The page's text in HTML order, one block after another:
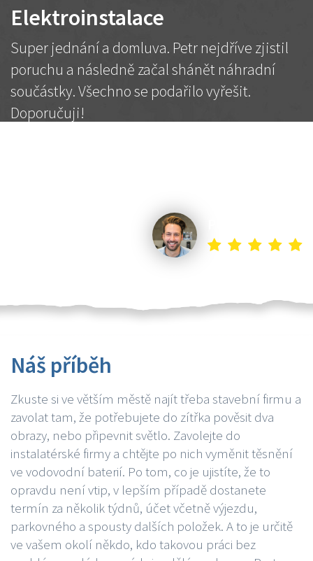
Elektroinstalace
Super jednání a domluva. Petr nejdříve zjistil
poruchu a následně začal shánět náhradní
součástky. Všechno se podařilo vyřešit.
Doporučuji!
Náš příběh
Zkuste si ve větším městě najít třeba stavební firmu a
zavolat tam, že potřebujete do zítřka pověsit dva
obrazy, nebo připevnit světlo. Zavolejte do
instalatérské firmy a chtějte po nich vyměnit těsnění
ve vodovodní baterií. Po tom, co je ujistíte, že to
opravdu není vtip, v lepším případě dostanete
termín za několik týdnů, účet včetně výjezdu,
parkovného a spousty dalších položek. A to je určitě
ve vašem okolí někdo, kdo takovou práci bez